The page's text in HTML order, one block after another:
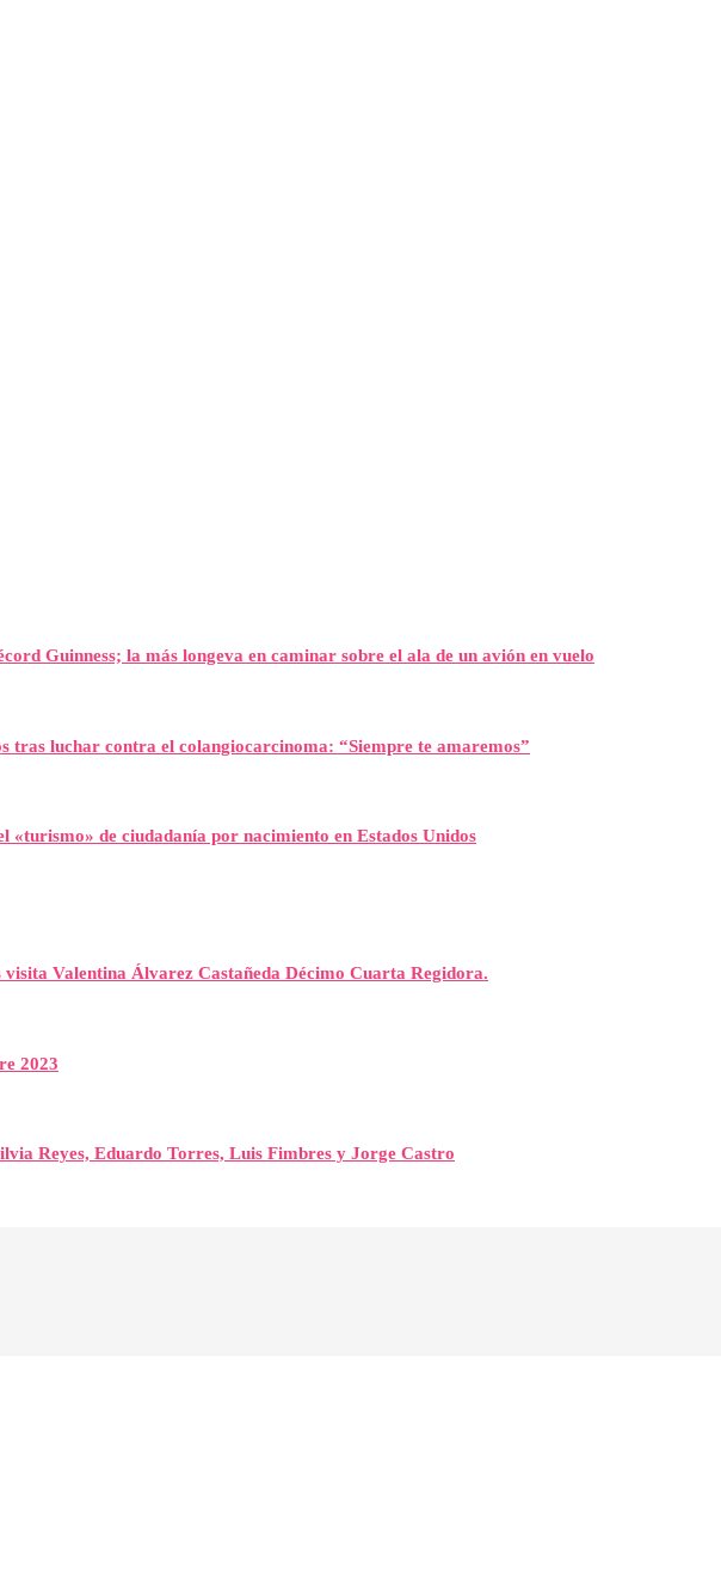
Guinness; la más longeva en caminar sobre el ala de un avión en vuelo
tras luchar contra el colangiocarcinoma: “Siempre te amaremos”
de ciudadanía por nacimiento en Estados Unidos
Valentina Álvarez Castañeda Décimo Cuarta Regidora.
2023
Reyes, Eduardo Torres, Luis Fimbres y Jorge Castro